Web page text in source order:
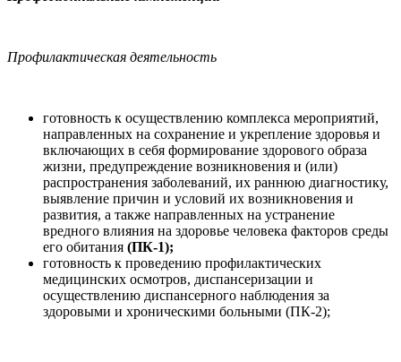
Профилактическая деятельность
готовность к осуществлению комплекса мероприятий,
направленных на сохранение и укрепление здоровья и
включающих в себя формирование здорового образа
жизни, предупреждение возникновения и (или)
распространения заболеваний, их раннюю диагностику,
выявление причин и условий их возникновения и
развития, а также направленных на устранение
вредного влияния на здоровье человека факторов среды
его обитания (ПК-1);
готовность к проведению профилактических
медицинских осмотров, диспансеризации и
осуществлению диспансерного наблюдения за
здоровыми и хроническими больными (ПК-2);